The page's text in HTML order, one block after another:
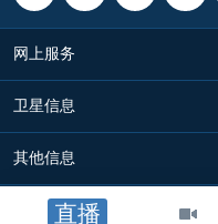
台海两岸关系
南中国海争端
关注西藏
关注新疆
其他语言网站
直播
网上服务
卫星信息
其他信息